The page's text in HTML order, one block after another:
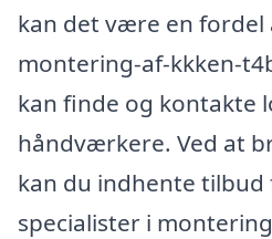
kan det være en fordel
montering-af-kkken-
kan finde og kontakte
håndværkere. Ved at
kan du indhente tilbud
specialister i